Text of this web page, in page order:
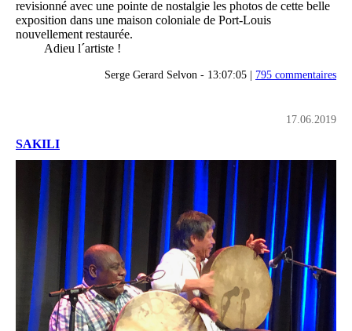
revisionné avec une pointe de nostalgie les photos de cette belle
exposition dans une maison coloniale de Port-Louis
nouvellement restaurée.
Adieu l´artiste !
Serge Gerard Selvon - 13:07:05 | 795 commentaires
17.06.2019
SAKILI